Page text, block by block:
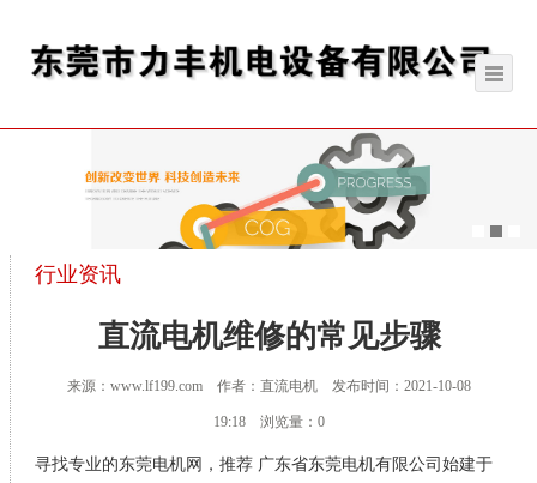
行业资讯
直流电机维修的常见步骤
来源：www.lf199.com 作者：直流电机 发布时间：2021-10-08
19:18 浏览量：0
寻找专业的东莞电机网，推荐 广东省东莞电机有限公司始建于